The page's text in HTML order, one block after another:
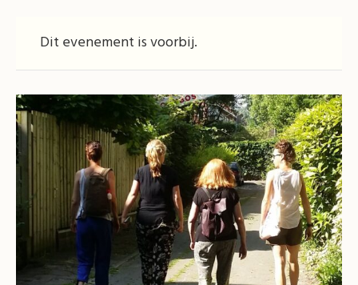
Dit evenement is voorbij.